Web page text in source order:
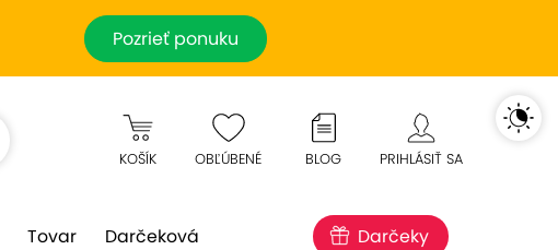
Pozrieť ponuku
KOŠÍK OBĽÚBENÉ BLOG PRIHLÁSIŤ SA
Tovar
Darčeková
Darčeky